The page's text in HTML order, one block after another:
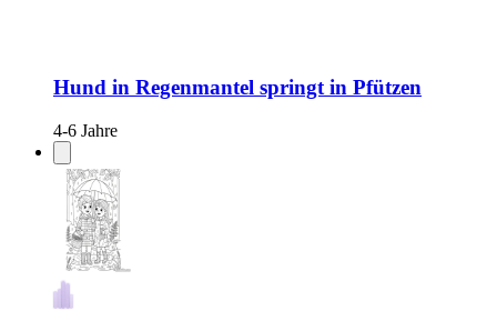
Hund in Regenmantel springt in Pfützen
4-6 Jahre